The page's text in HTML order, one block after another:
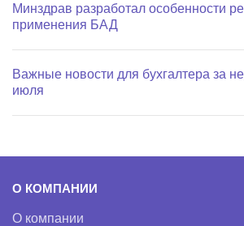
Минздрав разработал особенности
применения БАД
Важные новости для бухгалтера за
июля
О КОМПАНИИ
О компании